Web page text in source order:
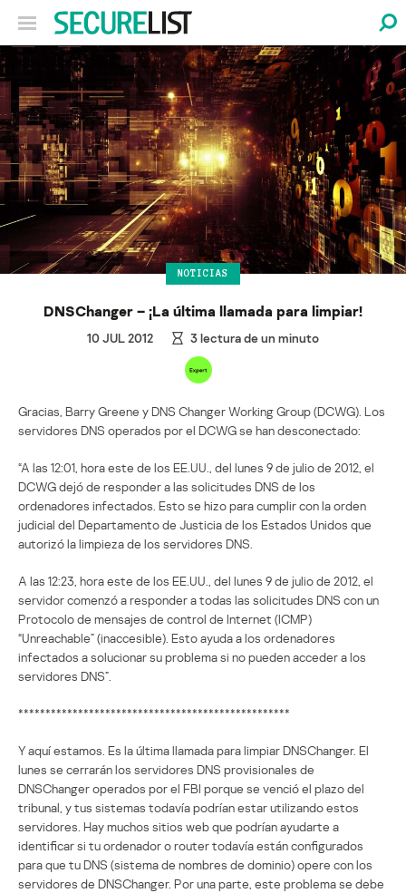
NOTICIAS
DNSChanger – ¡La última llamada para limpiar!
10 JUL 2012 3lectura de un minuto
Gracias, Barry Greene y DNS Changer Working Group (DCWG). Los
servidores DNS operados por el DCWG se han desconectado:
“A las 12:01, hora este de los EE.UU., del lunes 9 de julio de 2012, el
DCWG dejó de responder a las solicitudes DNS de los
ordenadores infectados. Esto se hizo para cumplir con la orden
judicial del Departamento de Justicia de los Estados Unidos que
autorizó la limpieza de los servidores DNS.
A las 12:23, hora este de los EE.UU., del lunes 9 de julio de 2012, el
servidor comenzó a responder a todas las solicitudes DNS con un
Protocolo de mensajes de control de Internet (ICMP)
“Unreachable” (inaccesible). Esto ayuda a los ordenadores
infectados a solucionar su problema si no pueden acceder a los
servidores DNS”.
**************************************************
Y aquí estamos. Es la última llamada para limpiar DNSChanger. El
lunes se cerrarán los servidores DNS provisionales de
DNSChanger operados por el FBI porque se venció el plazo del
tribunal, y tus sistemas todavía podrían estar utilizando estos
servidores. Hay muchos sitios web que podrían ayudarte a
identificar si tu ordenador o router todavía están configurados
para que tu DNS (sistema de nombres de dominio) opere con los
servidores de DNSChanger. Por una parte, este problema se debe